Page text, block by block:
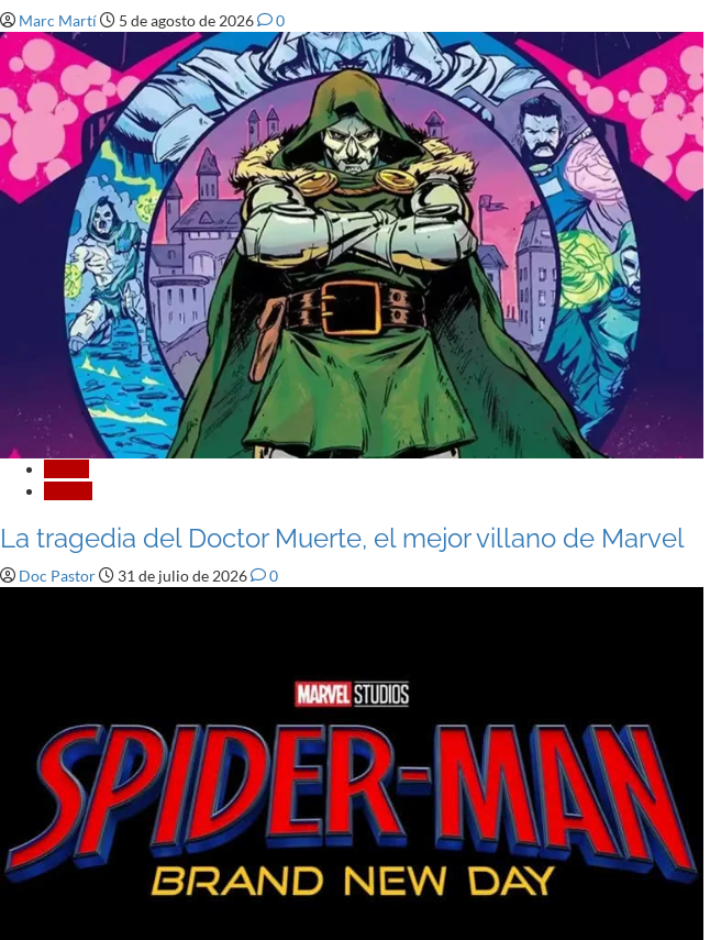
Marc Martí 5 de agosto de 2026 0
La tragedia del Doctor Muerte, el mejor villano de Marvel
Doc Pastor 31 de julio de 2026 0